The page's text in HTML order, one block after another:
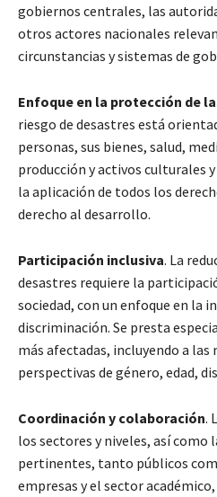
gobiernos centrales, las
otros actores nacionales
circunstancias y sistemas de
Enfoque en la protección de
riesgo de desastres está
personas, sus bienes, salud,
producción y activos culturales
la aplicación de todos los
derecho al desarrollo.
Participación inclusiva. La
desastres requiere la
sociedad, con un enfoque en la
discriminación. Se presta
más afectadas, incluyendo a las
perspectivas de género, edad,
Coordinación y colaboración.
los sectores y niveles, así como
pertinentes, tanto públicos
empresas y el sector